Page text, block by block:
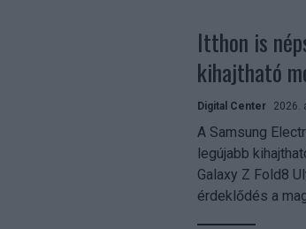
Itthon is
kihajtható
Digital Center 2026.
A Samsung
legújabb
Galaxy Z Fold8
érdeklődés a